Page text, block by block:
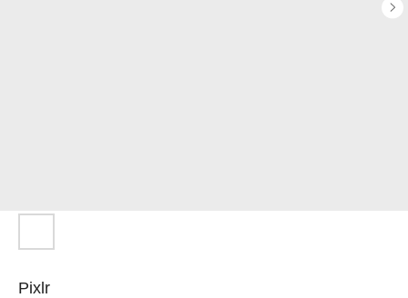
Pixlr